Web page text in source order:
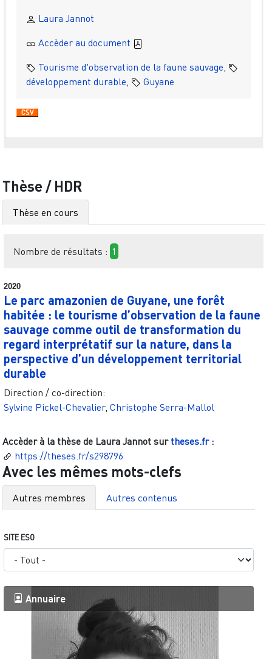
Laura Jannot
Accèder au document
Tourisme d'observation de la faune sauvage
développement durable
Guyane
Thèse / HDR
Thèse en cours
Nombre de résultats : 1
2020
Le parc amazonien de Guyane, une forêt
habitée : le tourisme d’observation de la faune
sauvage comme outil de transformation du
regard interprétatif sur la nature, dans la
perspective d’un développement territorial
durable
Direction / co-direction:
Sylvine Pickel-Chevalier, Christophe Serra-Mallol
Accèder à la thèse de Laura Jannot surtheses.fr:
https://theses.fr/s298796
Avec les mêmes mots-clefs
Autres membres Autres contenus
SITE ESO
Annuaire